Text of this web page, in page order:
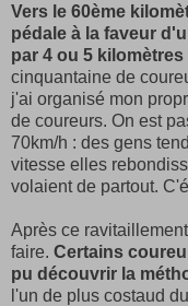
Vers le 60ème
pédale à la faveur
par 4 ou 5
cinquantaine de
j'ai organisé mon
de coureurs. On est
70km/h : des gens
vitesse elles
volaient de partout.
Après ce
faire. Certains
pu découvrir la
l'un de plus costaud